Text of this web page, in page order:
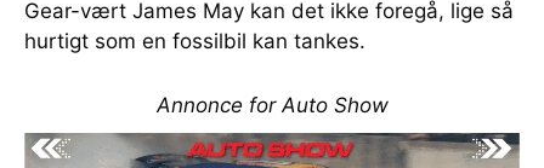
Gear-vært James May kan det ikke foregå, lige så
hurtigt som en fossilbil kan tankes.
Annonce for Auto Show